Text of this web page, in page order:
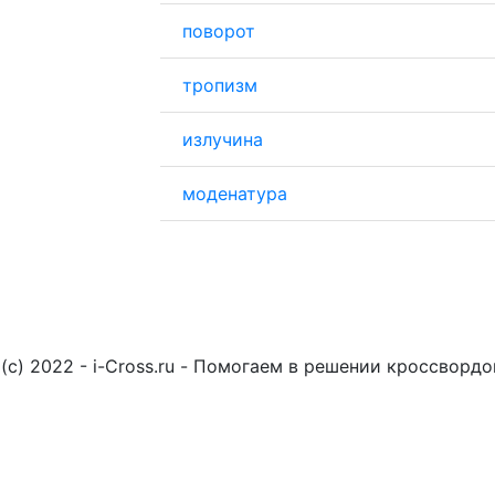
поворот
тропизм
излучина
моденатура
(c) 2022 - i-Cross.ru - Помогаем в решении